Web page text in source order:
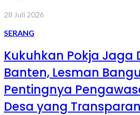
28 Juli 2026
SERANG
Kukuhkan Pokja Jaga
Banten, Lesman
Pentingnya
Desa yang Transparan